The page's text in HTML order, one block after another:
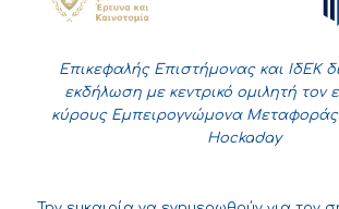
Επικεφαλής Επιστήμονας και ΙδΕΚ
εκδήλωση με κεντρικό ομιλητή τον
κύρους Εμπειρογνώμονα Μεταφοράς
Hockaday